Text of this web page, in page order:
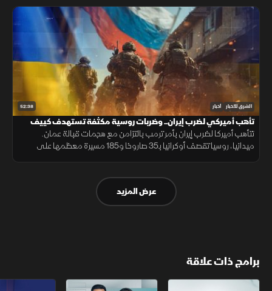
52:38 الشرق للأخبار أخبار
تأهب أميركي لضرب إيران.. وضربات روسية مكثفة تستهدف كييف
تتأهب أميركا لضرب إيران بأمر ترمب بالتزامن مع هجمات قبالة عمان.
ميدانيا، روسيا تقصف أوكرانيا بـ35 صاروخا و185 مسيرة معظمها على
عرض المزيد
برامج ذات علاقة
مع الشرق الأوسط الخبر الآخر تقارير الشرق